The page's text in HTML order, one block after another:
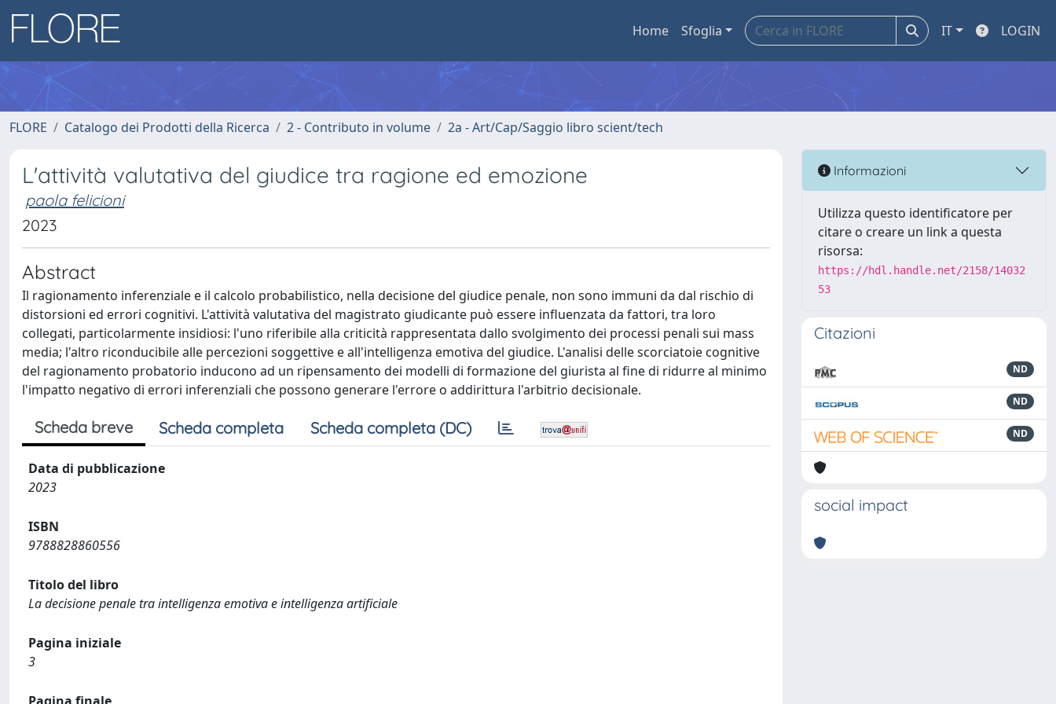
Home Sfoglia IT LOGIN
FLORE Catalogo dei Prodotti della Ricerca 2 - Contributo in volume 2a - Art/Cap/Saggio libro scient/tech
L'attività valutativa del giudice tra ragione ed emozione
paola felicioni
2023
Abstract
Il ragionamento inferenziale e il calcolo probabilistico, nella decisione del giudice penale, non sono immuni da dal rischio di
distorsioni ed errori cognitivi. L'attività valutativa del magistrato giudicante può essere influenzata da fattori, tra loro
collegati, particolarmente insidiosi: l'uno riferibile alla criticità rappresentata dallo svolgimento dei processi penali sui mass
media; l'altro riconducibile alle percezioni soggettive e all'intelligenza emotiva del giudice. L'analisi delle scorciatoie cognitive
del ragionamento probatorio inducono ad un ripensamento dei modelli di formazione del giurista al fine di ridurre al minimo
l'impatto negativo di errori inferenziali che possono generare l'errore o addirittura l'arbitrio decisionale.
Scheda breve Scheda completa Scheda completa (DC)
Data di pubblicazione
2023
ISBN
9788828860556
Titolo del libro
La decisione penale tra intelligenza emotiva e intelligenza artificiale
Pagina iniziale
3
Informazioni
Utilizza questo identificatore per
citare o creare un link a questa
risorsa:
https://hdl.handle.net/2158/14032
53
Citazioni
ND
ND
ND
social impact